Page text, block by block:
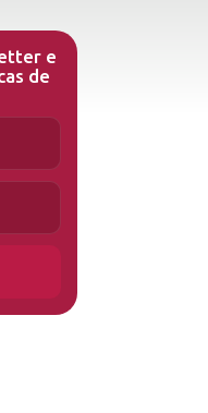
e
de